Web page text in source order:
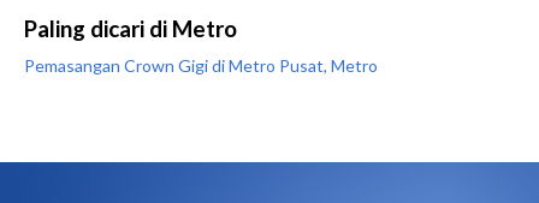
Paling dicari di Metro
Pemasangan Crown Gigi di Metro Pusat, Metro